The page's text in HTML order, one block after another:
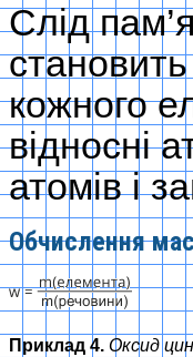
Слід
кожного
відносні
атомів і
Обчислення
Приклад 4. Оксид